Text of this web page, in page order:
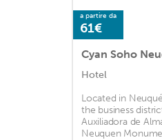
a partire da
61€
Cyan Soho
Hotel
Located in
the business
Auxiliadora de
Neuquen